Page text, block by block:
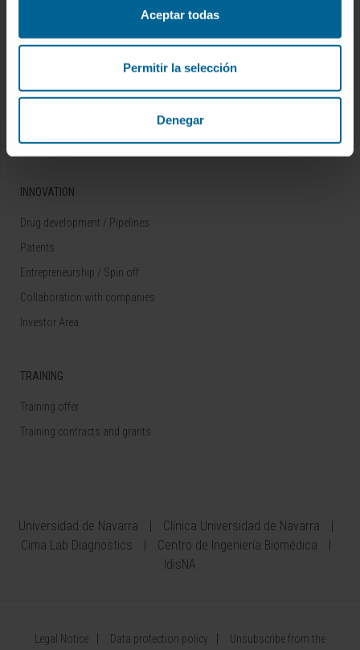
Aceptar todas
Permitir la selección
Denegar
Our Researchers
Technology platforms
INNOVATION
Drug development / Pipelines
Patents
Entrepreneurship / Spin off
Collaboration with companies
Investor Area
TRAINING
Training offer
Training contracts and grants
Universidad de Navarra
Clínica Universidad de Navarra
Cima Lab Diagnostics
Centro de Ingeniería Biomédica
IdisNA
Legal Notice Data protection policy Unsubscribe from the